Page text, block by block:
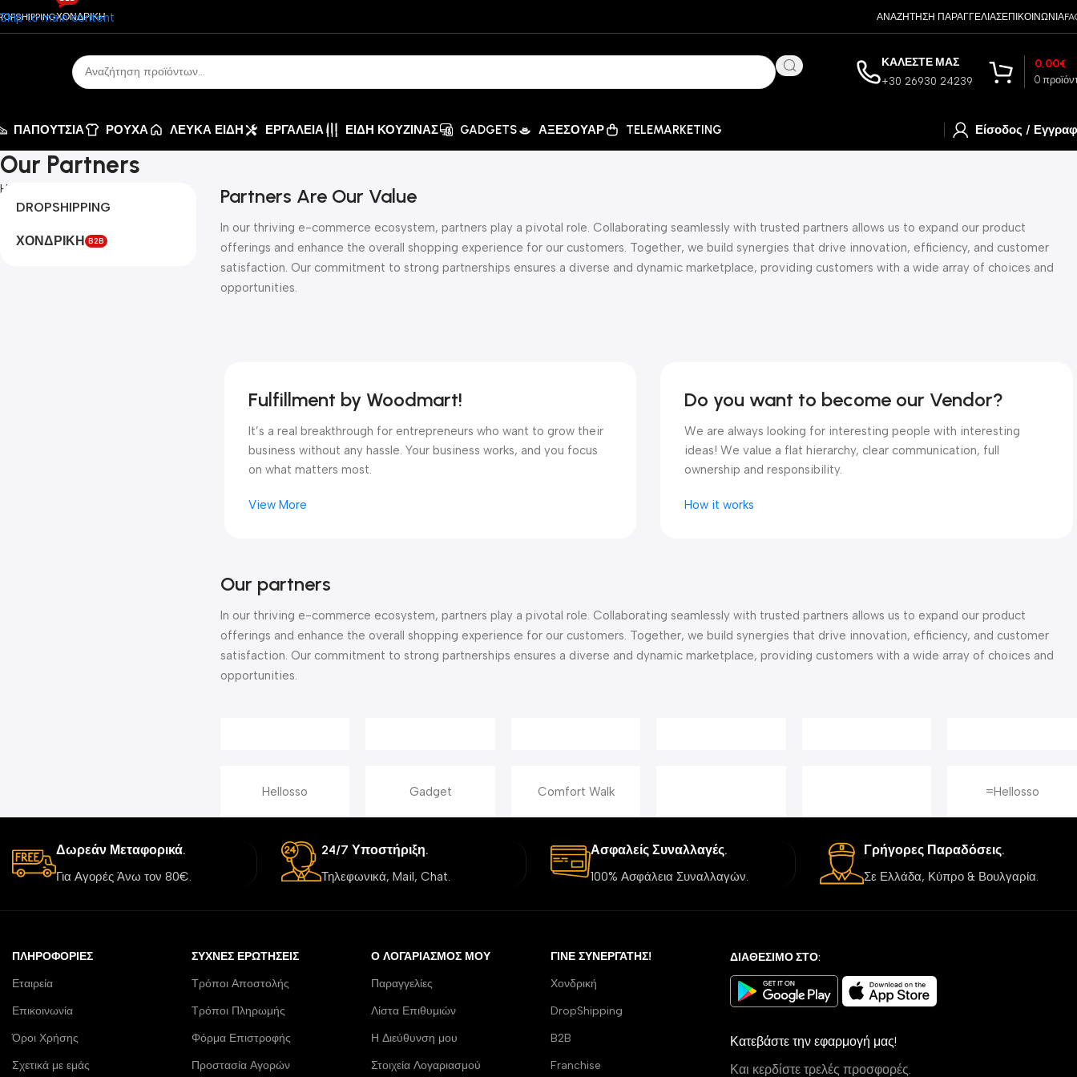
Skip to main content
ΧΟΝΔΡΙΚΗ ΑΝΑΖΗΤΗΣΗ ΠΑΡΑΓΓΕΛΙΑΣΕΠΙΚΟΙΝΩΝΙΑ
ΚΑΛΕΣΤΕ ΜΑΣ
+30 26930 24239 0
0,00€
ΠΑΠΟΥΤΣΙΑ ΡΟΥΧΑ ΛΕΥΚΑ ΕΙΔΗ ΕΡΓΑΛΕΙΑ ΕΙΔΗ ΚΟΥΖΙΝΑΣ GADGETS ΑΞΕΣΟΥΑΡ TELEMARKETING Είσοδος /
Our Partners
Home
DROPSHIPPING
ΧΟΝΔΡΙΚΗ B2B
Partners Are Our Value
In our thriving e-commerce ecosystem, partners play a pivotal role. Collaborating seamlessly with trusted partners allows us to expand our product
offerings and enhance the overall shopping experience for our customers. Together, we build synergies that drive innovation, efficiency, and customer
satisfaction. Our commitment to strong partnerships ensures a diverse and dynamic marketplace, providing customers with a wide array of choices and
opportunities.
Fulfillment by Woodmart!
It’s a real breakthrough for entrepreneurs who want to grow their
business without any hassle. Your business works, and you focus
on what matters most.
View More
Do you want to become our Vendor?
We are always looking for interesting people with interesting
ideas! We value a flat hierarchy, clear communication, full
ownership and responsibility.
How it works
Our partners
In our thriving e-commerce ecosystem, partners play a pivotal role. Collaborating seamlessly with trusted partners allows us to expand our product
offerings and enhance the overall shopping experience for our customers. Together, we build synergies that drive innovation, efficiency, and customer
satisfaction. Our commitment to strong partnerships ensures a diverse and dynamic marketplace, providing customers with a wide array of choices and
opportunities.
Hellosso Gadget Comfort Walk =Hellosso
Δωρεάν Μεταφορικά.
Για Αγορές Άνω τον 80€.
24/7 Υποστήριξη.
Τηλεφωνικά, Mail, Chat.
Ασφαλείς Συναλλαγές.
100% Ασφάλεια Συναλλαγών.
Γρήγορες Παραδόσεις.
Σε Ελλάδα, Κύπρο & Βουλγαρία.
ΠΛΗΡΟΦΟΡΊΕΣ
Εταιρεία
Επικοινωνία
Όροι Χρήσης
Σχετικά με εμάς
ΣΥΧΝΈΣ ΕΡΩΤΉΣΕΙΣ
Τρόποι Αποστολής
Τρόποι Πληρωμής
Φόρμα Επιστροφής
Προστασία Αγορών
Ο ΛΟΓΑΡΙΑΣΜΌΣ ΜΟΥ
Παραγγελίες
Λίστα Επιθυμιών
Η Διεύθυνση μου
Στοιχεία Λογαριασμού
ΓΊΝΕ ΣΥΝΕΡΓΆΤΗΣ!
Χονδρική
DropShipping
B2B
Franchise
ΔΙΑΘΕΣΙΜΟ ΣΤΟ:
Κατεβάστε την εφαρμογή μας!
Και κερδίστε τρελές προσφορές.